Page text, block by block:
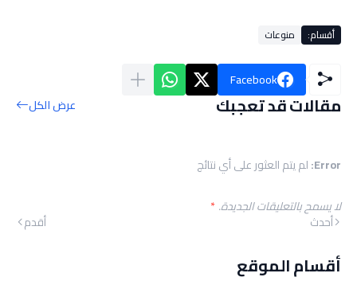
أقسام: منوعات
Facebook
مقالات قد تعجبك عرض الكل
Error: لم يتم العثور على أي نتائج
لا يسمح بالتعليقات الجديدة.*
أحدث أقدم
أقسام الموقع